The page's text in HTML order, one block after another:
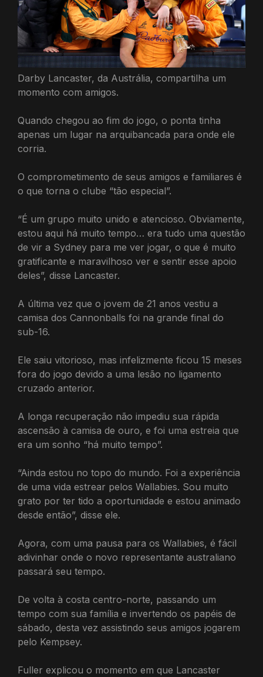
Darby Lancaster, da Austrália, compartilha um
momento com amigos.
Quando chegou ao fim do jogo, o ponta tinha
apenas um lugar na arquibancada para onde ele
corria.
O comprometimento de seus amigos e familiares é
o que torna o clube “tão especial”.
“É um grupo muito unido e atencioso. Obviamente,
estou aqui há muito tempo… era tudo uma questão
de vir a Sydney para me ver jogar, o que é muito
gratificante e maravilhoso ver e sentir esse apoio
deles”, disse Lancaster.
A última vez que o jovem de 21 anos vestiu a
camisa dos Cannonballs foi na grande final do
sub-16.
Ele saiu vitorioso, mas infelizmente ficou 15 meses
fora do jogo devido a uma lesão no ligamento
cruzado anterior.
A longa recuperação não impediu sua rápida
ascensão à camisa de ouro, e foi uma estreia que
era um sonho “há muito tempo”.
“Ainda estou no topo do mundo. Foi a experiência
de uma vida estrear pelos Wallabies. Sou muito
grato por ter tido a oportunidade e estou animado
desde então”, disse ele.
Agora, com uma pausa para os Wallabies, é fácil
adivinhar onde o novo representante australiano
passará seu tempo.
De volta à costa centro-norte, passando um
tempo com sua família e invertendo os papéis de
sábado, desta vez assistindo seus amigos jogarem
pelo Kempsey.
Fuller explicou o momento em que Lancaster